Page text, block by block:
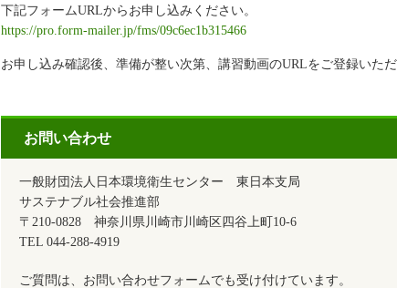
下記フォームURLからお申し込みください。
https://pro.form-mailer.jp/fms/09c6ec1b315466
お申し込み確認後、準備が整い次第、講習動画のURLをご登録いた
お問い合わせ
一般財団法人日本環境衛生センター 東日本支局
サステナブル社会推進部
〒210-0828 神奈川県川崎市川崎区四谷上町10-6
TEL 044-288-4919
ご質問は、お問い合わせフォームでも受け付けています。